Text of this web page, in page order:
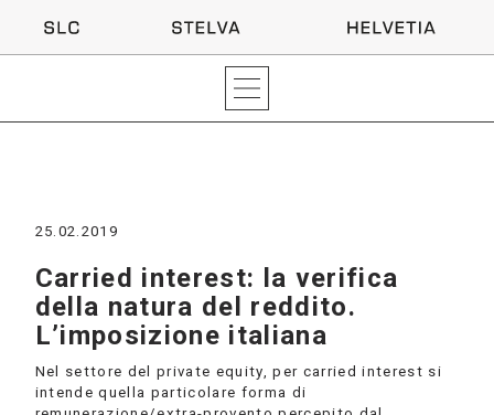
25.02.2019
Carried interest: la verifica
della natura del reddito.
L’imposizione italiana
Nel settore del private equity, per carried interest si
intende quella particolare forma di